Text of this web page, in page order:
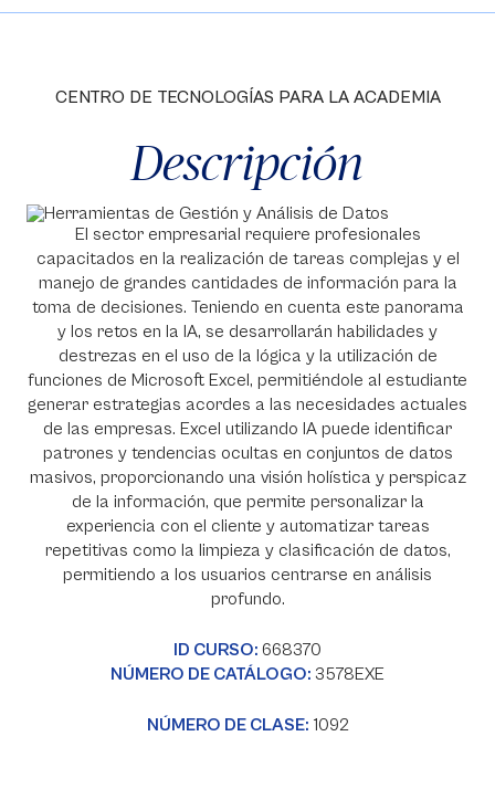
CENTRO DE TECNOLOGÍAS PARA LA ACADEMIA
Descripción
El sector empresarial requiere profesionales
capacitados en la realización de tareas complejas y el
manejo de grandes cantidades de información para la
toma de decisiones. Teniendo en cuenta este panorama
y los retos en la IA, se desarrollarán habilidades y
destrezas en el uso de la lógica y la utilización de
funciones de Microsoft Excel, permitiéndole al estudiante
generar estrategias acordes a las necesidades actuales
de las empresas. Excel utilizando IA puede identificar
patrones y tendencias ocultas en conjuntos de datos
masivos, proporcionando una visión holística y perspicaz
de la información, que permite personalizar la
experiencia con el cliente y automatizar tareas
repetitivas como la limpieza y clasificación de datos,
permitiendo a los usuarios centrarse en análisis
profundo.
ID CURSO: 668370
NÚMERO DE CATÁLOGO: 3578EXE
NÚMERO DE CLASE: 1092